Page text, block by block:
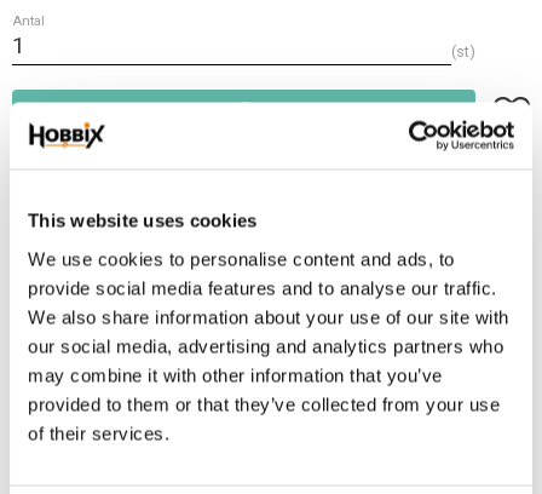
This website uses cookies
We use cookies to personalise content and ads, to
provide social media features and to analyse our traffic.
We also share information about your use of our site with
our social media, advertising and analytics partners who
may combine it with other information that you’ve
provided to them or that they’ve collected from your use
of their services.
Antal
st
Lägg
Fri frakt över 2500:-
Leveranstid 1-3 arbetsdagar
Lagerstatus
52 st i lager
Artikelnr
PHV-111
En snyggare hake som är lite dekorerad, rejäl men är ändå inte tung. Passar